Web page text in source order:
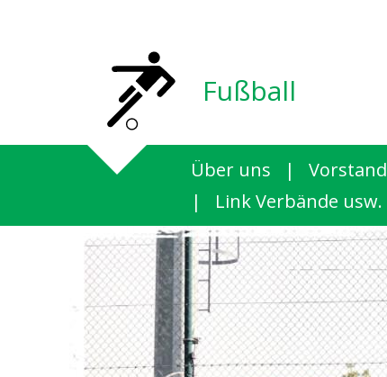
Fußball
Über uns | Vorstand
|
Link Verbände usw.